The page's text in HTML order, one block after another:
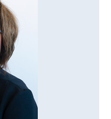
Analysen. Erzeugt
der Besucher die